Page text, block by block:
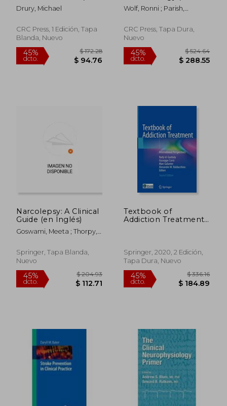
45%
dcto. $ 252.04
45%
dcto. $
Inglés)
Drury, Michael
CRC Press, 1 Edición, Tapa
Blanda, Nuevo
Inglés)
Wolf, Ronni ; Parish,
Jennifer L.
CRC Press, Tapa Dura,
Nuevo
Narcolepsy: A Clinical
Guide (en Inglés)
Goswami, Meeta ; Thorpy,
S. R.
Springer, Tapa Blanda,
Nuevo
Textbook of
Addiction Treatment:
Springer, 2020, 2 Edición,
Tapa Dura, Nuevo